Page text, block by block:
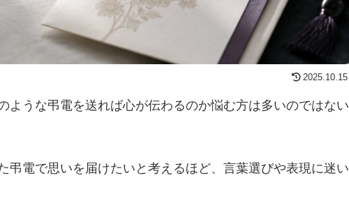
2025.10.15
ような弔電を送れば心が伝わるのか悩む方は多いのではない
弔電で思いを届けたいと考えるほど、言葉選びや表現に迷い